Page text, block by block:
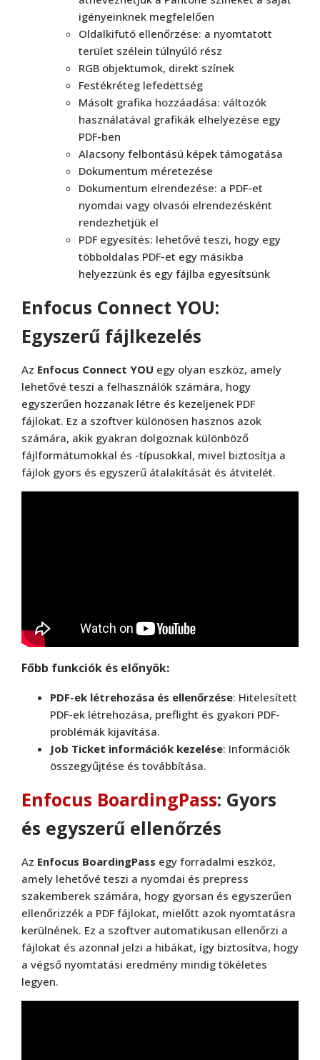
igényeinknek megfelelően
Oldalkifutó ellenőrzése: a nyomtatott
terület szélein túlnyúló rész
RGB objektumok, direkt színek
Festékréteg lefedettség
Másolt grafika hozzáadása: változók
használatával grafikák elhelyezése egy
PDF-ben
Alacsony felbontású képek támogatása
Dokumentum méretezése
Dokumentum elrendezése: a PDF-et
nyomdai vagy olvasói elrendezésként
rendezhetjük el
PDF egyesítés: lehetővé teszi, hogy egy
többoldalas PDF-et egy másikba
helyezzünk és egy fájlba egyesítsünk
Enfocus Connect YOU:
Egyszerű fájlkezelés
Az Enfocus Connect YOU egy olyan eszköz, amely
lehetővé teszi a felhasználók számára, hogy
egyszerűen hozzanak létre és kezeljenek PDF
fájlokat. Ez a szoftver különösen hasznos azok
számára, akik gyakran dolgoznak különböző
fájlformátumokkal és -típusokkal, mivel biztosítja a
fájlok gyors és egyszerű átalakítását és átvitelét.
Főbb funkciók és előnyök:
PDF-ek létrehozása és ellenőrzése: Hitelesített
PDF-ek létrehozása, preflight és gyakori PDF-
problémák kijavítása.
Job Ticket információk kezelése: Információk
összegyűjtése és továbbítása.
Enfocus BoardingPass: Gyors
és egyszerű ellenőrzés
Az Enfocus BoardingPass egy forradalmi eszköz,
amely lehetővé teszi a nyomdai és prepress
szakemberek számára, hogy gyorsan és egyszerűen
ellenőrizzék a PDF fájlokat, mielőtt azok nyomtatásra
kerülnének. Ez a szoftver automatikusan ellenőrzi a
fájlokat és azonnal jelzi a hibákat, így biztosítva, hogy
a végső nyomtatási eredmény mindig tökéletes
legyen.